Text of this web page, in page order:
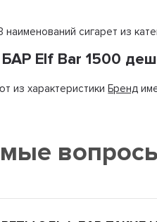
наименований сигарет из
Elf Bar 1500
из характеристикиБренд